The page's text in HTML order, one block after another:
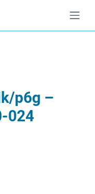
p6g –
024